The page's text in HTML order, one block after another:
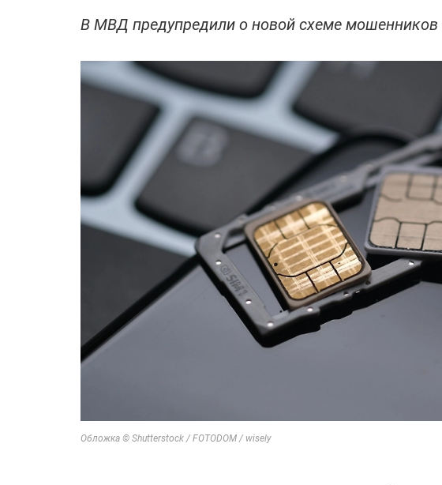
В МВД предупредили о новой схеме мошенников
Обложка © Shutterstock / FOTODOM / wisely